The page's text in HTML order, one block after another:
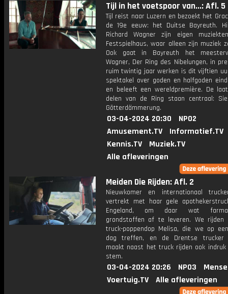
Tijl in het voetspoor van...: Afl. 5
Tijl reist naar Luzern en bezoekt het
de 19e eeuw: het Duitse Bayreuth.
Richard Wagner zijn eigen
Festspielhaus, waar alleen zijn muziek
Ook gaat in Bayreuth het
Wagner, Der Ring des Nibelungen, in
ruim twintig jaar werken is dit vijftien
spektakel over goden en halfgoden
en beleeft een wereldpremière. De
delen van de Ring staan centraal:
Götterdämmerung.
03-04-2024 20:30
NPO2
Amusement.TV
Informatief.TV
Kennis.TV
Muziek.TV
Alle afleveringen
Meiden Die Rijden: Afl. 2
Nieuwkomer en internationaal
vertrekt met haar gele
Engeland, om daar wat
grondstoffen af te leveren. We rijden
truck-poppendop Melisa, die we op
dag treffen, en de Drentse trucker
maakt naast het truck rijden ook
stem.
03-04-2024 20:26 NPO3
Voertuig.TV
Alle afleveringen